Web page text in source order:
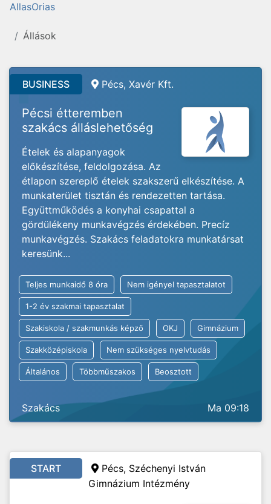
AllasOrias
Állások
BUSINESS Pécs, Xavér Kft.
Pécsi étteremben
szakács álláslehetőség
Ételek és alapanyagok
előkészítése, feldolgozása. Az
étlapon szereplő ételek szakszerű elkészítése. A
munkaterület tisztán és rendezetten tartása.
Együttműködés a konyhai csapattal a
gördülékeny munkavégzés érdekében. Precíz
munkavégzés. Szakács feladatokra munkatársat
keresünk...
Teljes munkaidő 8 óra Nem igényel tapasztalatot
1-2 év szakmai tapasztalat
Szakiskola / szakmunkás képző OKJ Gimnázium
Szakközépiskola Nem szükséges nyelvtudás
Általános Többműszakos Beosztott
Szakács Ma 09:18
START
Pécs, Széchenyi István
Gimnázium Intézmény